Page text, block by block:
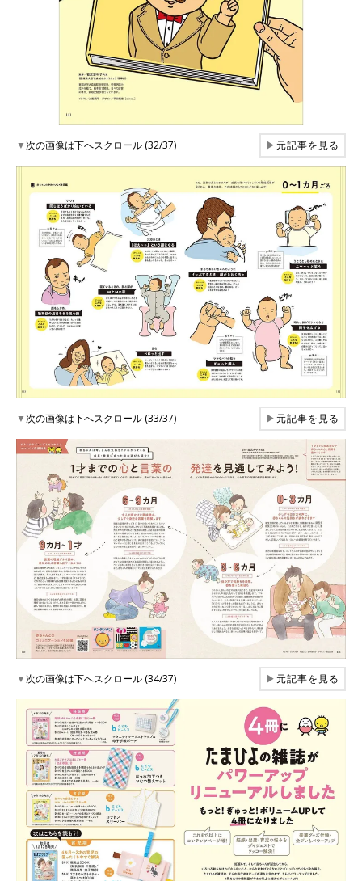
▼次の画像は下へスクロール (32/37) ▶元記事を見る
▼次の画像は下へスクロール (33/37) ▶元記事を見る
▼次の画像は下へスクロール (34/37) ▶元記事を見る